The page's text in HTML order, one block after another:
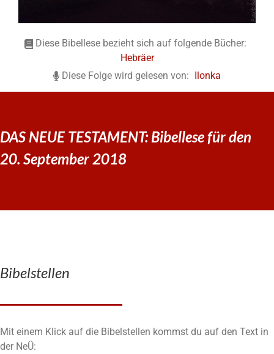
Diese Bibellese bezieht sich auf folgende Bücher:
Hebräer
Diese Folge wird gelesen von: Ilonka
DAS NEUE TESTAMENT: Bibellese für den
20. September 2018
Bibelstellen
Mit einem Klick auf die Bibelstellen kommst du auf den Text in
der NeÜ: